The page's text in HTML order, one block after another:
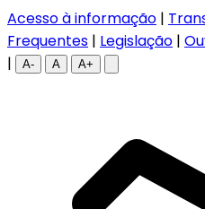
Acesso à informação |
Frequentes | Legislação |
|
A- A A+